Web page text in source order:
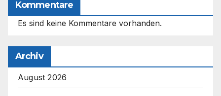
Kommentare
Es sind keine Kommentare vorhanden.
Archiv
August 2026